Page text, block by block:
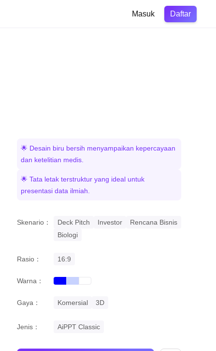
Masuk Daftar
🌟 Desain biru bersih menyampaikan kepercayaan
dan ketelitian medis.
🌟 Tata letak terstruktur yang ideal untuk
presentasi data ilmiah.
Skenario： Deck Pitch Investor
Rencana Bisnis
Biologi
Rasio： 16:9
Warna： bluegradient
white
Gaya： Komersial 3D
Jenis： AiPPT Classic